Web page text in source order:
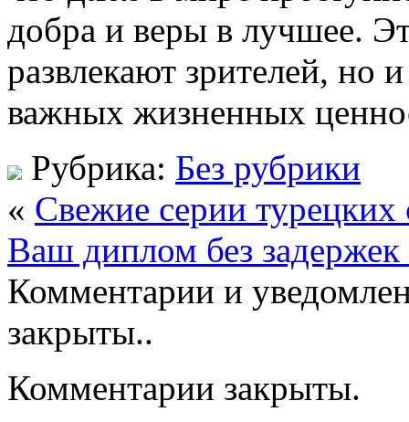
добра и веры в лучшее.
развлекают зрителей, но
важных жизненных
Рубрика: Без рубрики
« Свежие серии турецких
Ваш диплом без
Комментарии и
закрыты..
Комментарии закрыты.